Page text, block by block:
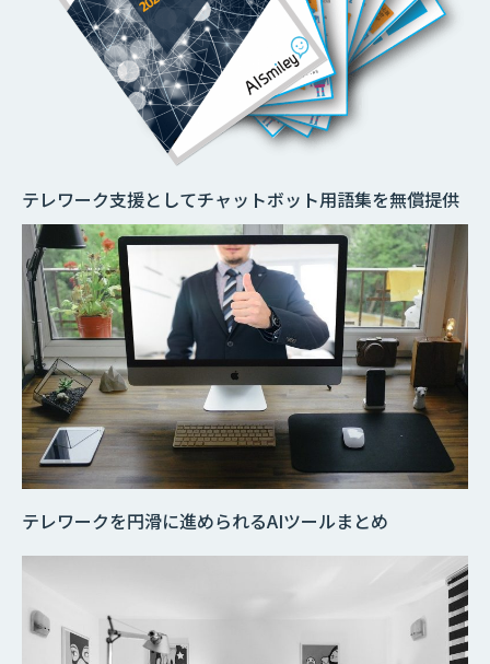
テレワークを円滑に進められるAIツールまとめ
テレワーク支援としてチャットボット用語集を無償提供